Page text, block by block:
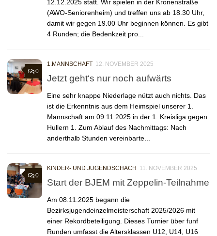
12.12.2025 statt. Wir spielen in der Kronenstraße
(AWO-Seniorenheim) und treffen uns ab 18.30 Uhr,
damit wir gegen 19.00 Uhr beginnen können. Es gibt
4 Runden; die Bedenkzeit pro...
0
1.MANNSCHAFT 12. NOVEMBER 2025
Jetzt geht‘s nur noch aufwärts
Eine sehr knappe Niederlage nützt auch nichts. Das
ist die Erkenntnis aus dem Heimspiel unserer 1.
Mannschaft am 09.11.2025 in der 1. Kreisliga gegen
Hullern 1. Zum Ablauf des Nachmittags: Nach
anderthalb Stunden vereinbarte...
0
KINDER- UND JUGENDSCHACH 11. NOVEMBER 2025
Start der BJEM mit Zeppelin-Teilnahme
Am 08.11.2025 begann die
Bezirksjugendeinzelmeisterschaft 2025/2026 mit
einer Rekordbeteiligung. Dieses Turnier über funf
Runden umfasst die Altersklassen U12, U14, U16